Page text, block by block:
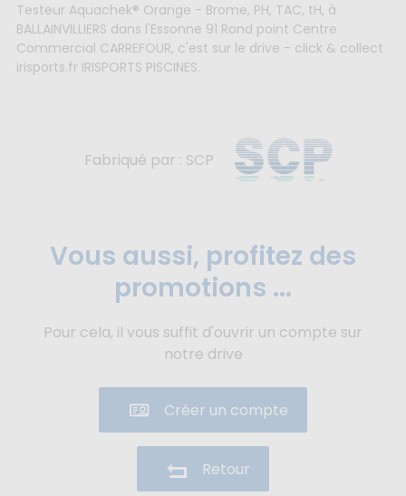
Testeur Aquachek® Orange - Brome, PH, TAC, tH, à
BALLAINVILLIERS dans l'Essonne 91 Rond point Centre
Commercial CARREFOUR, c'est sur le drive - click & collect
irisports.fr IRISPORTS PISCINES.
Fabriqué par : SCP
Vous aussi, profitez des
promotions ...
Pour cela, il vous suffit d'ouvrir un compte sur
notre drive
Créer un compte
Retour